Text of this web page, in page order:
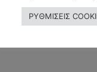
ΡΥΘΜΙΣΕΙΣ